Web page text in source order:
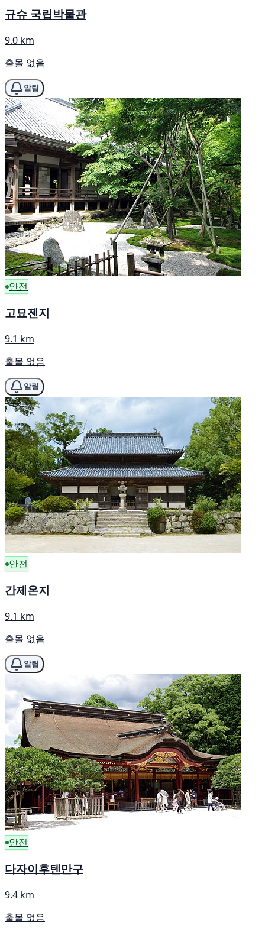
규슈 국립박물관
9.0 km
출몰 없음
알림
안전
고묘젠지
9.1 km
출몰 없음
알림
안전
간제온지
9.1 km
출몰 없음
알림
안전
다자이후텐만구
9.4 km
출몰 없음